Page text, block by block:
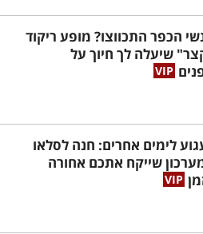
הכפר התכווצו? מופע ריקוד
שיעלה לך חיוך על
לימים אחרים: חנה לסלאו
שייקח אתכם אחורה